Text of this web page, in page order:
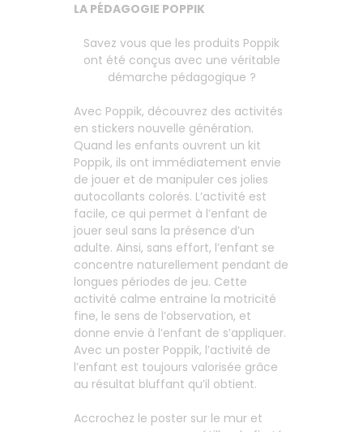
LA PÉDAGOGIE POPPIK
Savez vous que les produits Poppik
ont été conçus avec une véritable
démarche pédagogique ?
Avec Poppik, découvrez des activités
en stickers nouvelle génération.
Quand les enfants ouvrent un kit
Poppik, ils ont immédiatement envie
de jouer et de manipuler ces jolies
autocollants colorés. L’activité est
facile, ce qui permet à l’enfant de
jouer seul sans la présence d’un
adulte. Ainsi, sans effort, l’enfant se
concentre naturellement pendant de
longues périodes de jeu. Cette
activité calme entraine la motricité
fine, le sens de l’observation, et
donne envie à l’enfant de s’appliquer.
Avec un poster Poppik, l’activité de
l’enfant est toujours valorisée grâce
au résultat bluffant qu’il obtient.
Accrochez le poster sur le mur et